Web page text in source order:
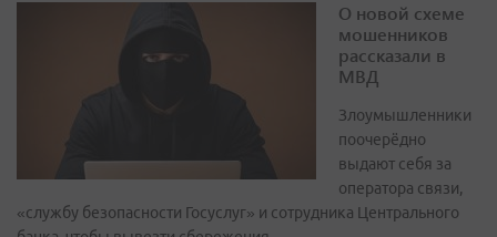
О новой схеме
мошенников
рассказали в
МВД
Злоумышленники
поочерёдно
выдают себя за
оператора связи,
«службу безопасности Госуслуг» и сотрудника Центрального